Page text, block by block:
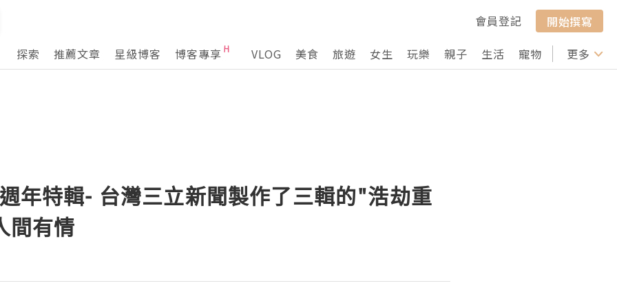
會員登記
開始撰寫
探索
推薦文章 星級博客 博客專享 VLOG 美食 旅遊 女生 玩樂 親子 生活 寵物 行山 打卡
更多
年特輯- 台灣三立新聞製作了三輯的"浩劫重
間有情